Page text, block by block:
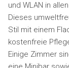
und WLAN in
Dieses
Stil mit einem
kostenfreie
Einige Zimmer